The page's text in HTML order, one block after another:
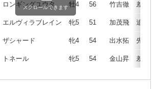
ロンギングユウタ 牡4 56 竹吉徹 差
エルヴィラブレイン 牝5 51 加茂飛 追
ザシャード 牝4 54 出水拓 先
トネール 牝5 54 金山昇 差
スクロールできます